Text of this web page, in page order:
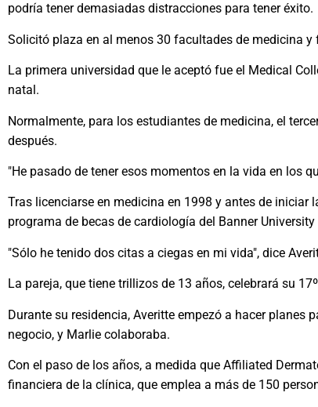
podría tener demasiadas distracciones para tener éxito.
Solicitó plaza en al menos 30 facultades de medicina
La primera universidad que le aceptó fue el Medical
natal.
Normalmente, para los estudiantes de medicina, el
después.
"He pasado de tener esos momentos en la vida en los
Tras licenciarse en medicina en 1998 y antes de iniciar
programa de becas de cardiología del Banner
"Sólo he tenido dos citas a ciegas en mi vida", dice
La pareja, que tiene trillizos de 13 años, celebrará su
Durante su residencia, Averitte empezó a hacer
negocio, y Marlie colaboraba.
Con el paso de los años, a medida que Affiliated
financiera de la clínica, que emplea a más de 150